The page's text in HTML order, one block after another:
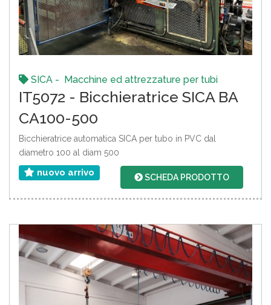
SICA - Macchine ed attrezzature per tubi
IT5072 - Bicchieratrice SICA BA
CA100-500
Bicchieratrice automatica SICA per tubo in PVC dal
diametro 100 al diam 500
nuovo arrivo SCHEDA PRODOTTO